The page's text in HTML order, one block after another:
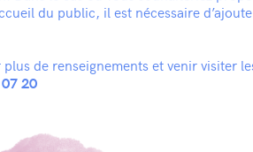
du public, il est nécessaire
de renseignements et venir visiter
20